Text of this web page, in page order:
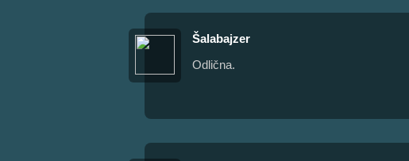
Šalabajzer
Odlična.